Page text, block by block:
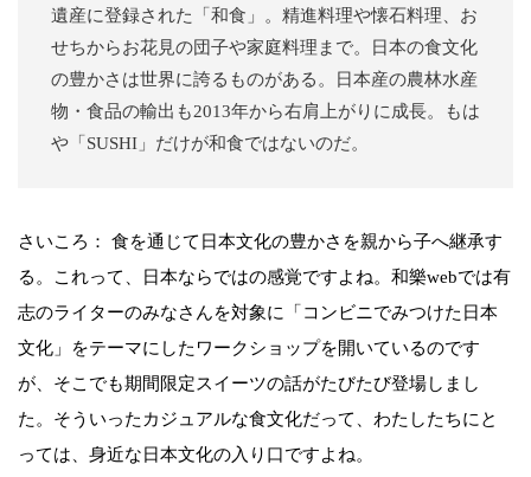
遺産に登録された「和食」。精進料理や懐石料理、お
せちからお花見の団子や家庭料理まで。日本の食文化
の豊かさは世界に誇るものがある。日本産の農林水産
物・食品の輸出も2013年から右肩上がりに成長。もは
や「SUSHI」だけが和食ではないのだ。
さいころ： 食を通じて日本文化の豊かさを親から子へ継承す
る。これって、日本ならではの感覚ですよね。和樂webでは有
志のライターのみなさんを対象に「コンビニでみつけた日本
文化」をテーマにしたワークショップを開いているのです
が、そこでも期間限定スイーツの話がたびたび登場しまし
た。そういったカジュアルな食文化だって、わたしたちにと
っては、身近な日本文化の入り口ですよね。